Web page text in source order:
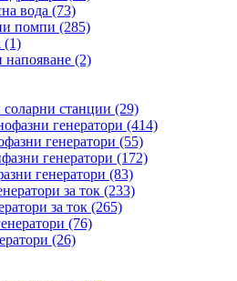
вода (73)
помпи (285)
(1)
напояване (2)
станции (29)
генератори (414)
генератори (55)
генератори (172)
генератори (83)
за ток (233)
за ток (265)
(76)
(26)